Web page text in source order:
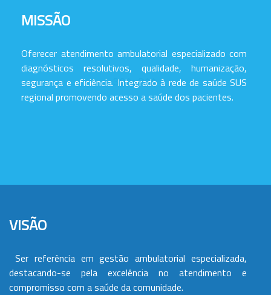
MISSÃO
Oferecer atendimento ambulatorial especializado com
diagnósticos resolutivos, qualidade, humanização,
segurança e eficiência. Integrado à rede de saúde SUS
regional promovendo acesso a saúde dos pacientes.
VISÃO
Ser referência em gestão ambulatorial especializada,
destacando-se pela excelência no atendimento e
compromisso com a saúde da comunidade.